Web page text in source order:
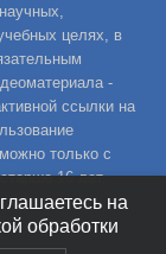
целях, в
-
ссылки на
только с
16 лет.
на
обработки